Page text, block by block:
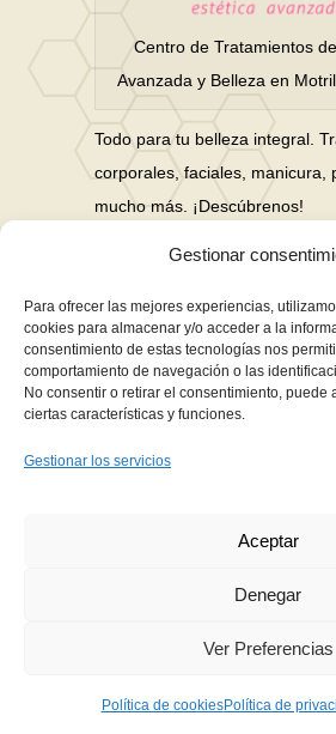
Gestionar
Para ofrecer las mejores experiencias,
cookies para almacenar y/o acceder a la
consentimiento de estas tecnologías nos
comportamiento de navegación o las
No consentir o retirar el consentimiento, puede
ciertas características y funciones.
Gestionar los servicios
Aceptar
Denegar
Ver Preferencias
Política de cookiesPolítica de
Centro de Tratamientos
Avanzada y Belleza en
Todo para tu belleza integral.
corporales, faciales, manicura,
mucho más. ¡Descúbrenos!
Nuestras Redes
Financiación en hasta 3 años
Aviso Legal
Política de Cookies
Avanzada. Todos los